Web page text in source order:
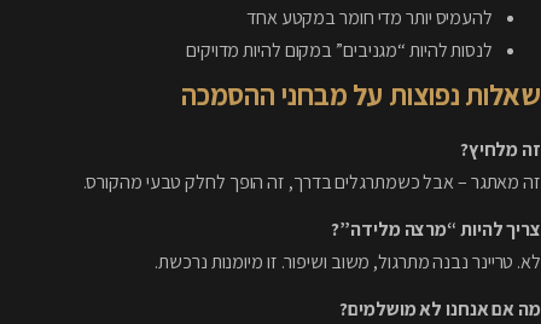
להעמיס יותר מדי חומר במקטע אחד
לנסות להיות “מגניבים” במקום להיות מדויקים
שאלות נפוצות על מבחני ההסמכה
זה מלחיץ?
זה מאתגר – אבל כשמתרגלים בדרך, זה הופך לחלק טבעי מהקורס.
צריך להיות “מרצה מלידה”?
לא. טריינר נבנה מתרגול, משוב ושיפור. זו מיומנות נרכשת.
מה אם אנחנו לא מושלמים?